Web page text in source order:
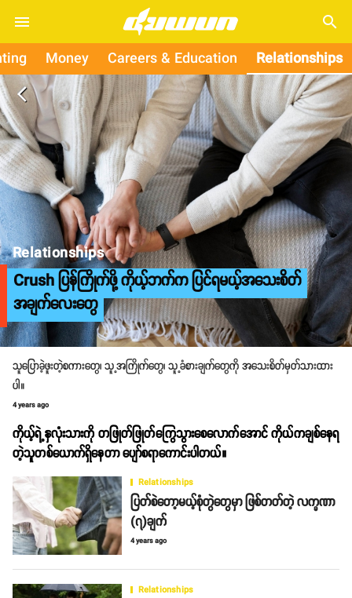
search
Money Careers & Education Relationships
arrow_back_ios
Relationships
Crush ပြန်ကြိုက်ဖို့ ကိုယ့်ဘက်က ပြင်ရမယ့်အသေးစိတ်
အချက်လေးတွေ
သူပြောခဲ့ဖူးတဲ့စကားတွေ၊ သူ့အကြိုက်တွေ၊ သူ့ခံစားချက်တွေကို အသေးစိတ်မှတ်သားထား
ပါ။
4 years ago
ကိုယ့်ရဲ့နှလုံးသားကို တဖြုတ်ဖြုတ်ကြွေသွားစေလောက်အောင် ကိုယ်ကချစ်နေရ
တဲ့သူတစ်ယောက်ရှိနေတာ ပျော်စရာကောင်းပါတယ်။
Relationships
ပြတ်စဲတော့မယ့်စုံတွဲတွေမှာ ဖြစ်တတ်တဲ့ လက္ခဏာ
(၇)ချက်
4 years ago
Relationships